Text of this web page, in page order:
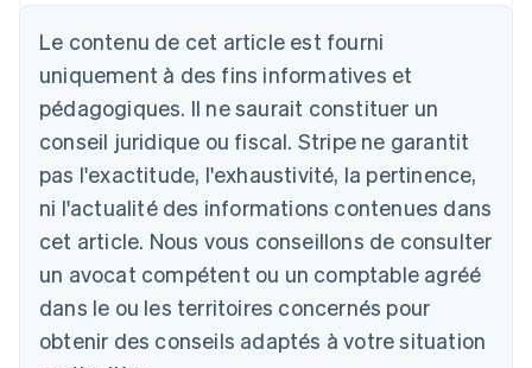
Le contenu de cet article est fourni
uniquement à des fins informatives et
pédagogiques. Il ne saurait constituer un
conseil juridique ou fiscal. Stripe ne garantit
pas l'exactitude, l'exhaustivité, la pertinence,
ni l'actualité des informations contenues dans
cet article. Nous vous conseillons de consulter
un avocat compétent ou un comptable agréé
dans le ou les territoires concernés pour
obtenir des conseils adaptés à votre situation
Allemagne
DeutschEnglish
Australie
English
Autriche
Deutsch English
Belgique
NederlandsFrançaisDeutschEnglish
Brésil
Bulgarie
English
Canada
EnglishFrançais